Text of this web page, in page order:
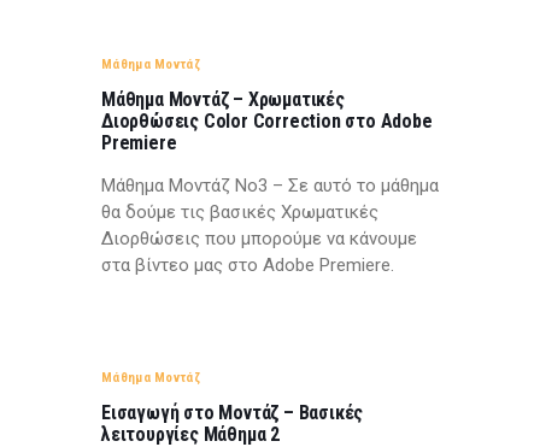
Μάθημα Μοντάζ
Μάθημα Μοντάζ – Χρωματικές
Διορθώσεις Color Correction στο Adobe
Premiere
Μάθημα Μοντάζ Νο3 – Σε αυτό το μάθημα
θα δούμε τις βασικές Χρωματικές
Διορθώσεις που μπορούμε να κάνουμε
στα βίντεο μας στο Adobe Premiere.
Μάθημα Μοντάζ
Εισαγωγή στο Μοντάζ – Βασικές
λειτουργίες Μάθημα 2